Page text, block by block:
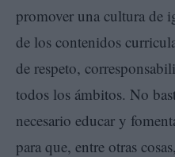
promover una cultura de
de los contenidos
de respeto,
todos los ámbitos. No
necesario educar y
para que, entre otras